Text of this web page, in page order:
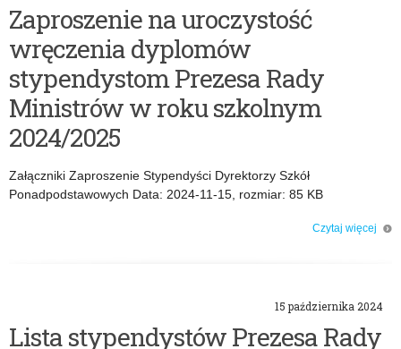
r
i
a
:
A
Zaproszenie na uroczystość
wręczenia dyplomów
stypendystom Prezesa Rady
Ministrów w roku szkolnym
2024/2025
Załączniki Zaproszenie Stypendyści Dyrektorzy Szkół
Ponadpodstawowych Data: 2024-11-15, rozmiar: 85 KB
Czytaj więcej
15 października 2024
Lista stypendystów Prezesa Rady